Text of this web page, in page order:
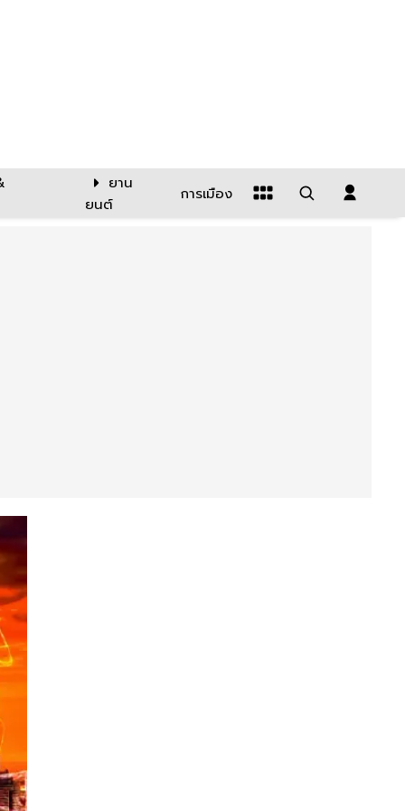
ยาน
ยนต์
การเมือง